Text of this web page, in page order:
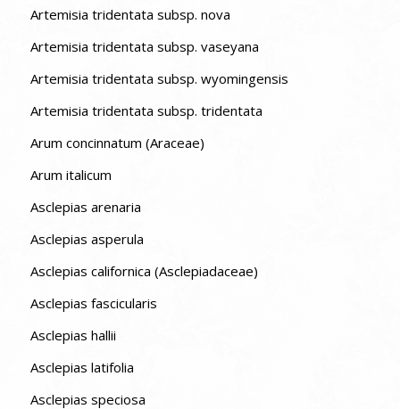
Artemisia tridentata subsp. nova
Artemisia tridentata subsp. vaseyana
Artemisia tridentata subsp. wyomingensis
Artemisia tridentata subsp. tridentata
Arum concinnatum (Araceae)
Arum italicum
Asclepias arenaria
Asclepias asperula
Asclepias californica (Asclepiadaceae)
Asclepias fascicularis
Asclepias hallii
Asclepias latifolia
Asclepias speciosa